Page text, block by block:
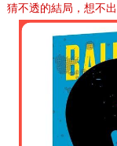
猜不透的結局，想不